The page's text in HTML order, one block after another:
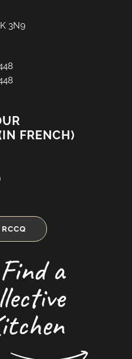
3N9
FRENCH)
Find a